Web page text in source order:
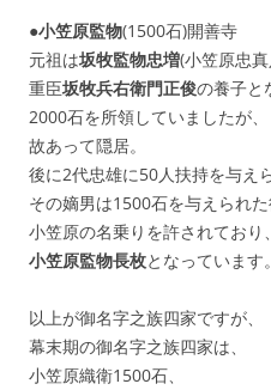
●小笠原監物(1500石)開善寺
元祖は坂牧監物忠増(小笠原忠真
重臣坂牧兵右衛門正俊の養子と
2000石を所領していましたが、
故あって隠居。
後に2代忠雄に50人扶持を与えら
その嫡男は1500石を与えられた
小笠原の名乗りを許されており、
小笠原監物長枚となっています。
以上が御名字之族四家ですが、
幕末期の御名字之族四家は、
小笠原織衛1500石、